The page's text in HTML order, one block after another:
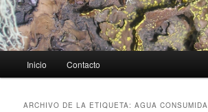
principal
Inicio Contacto
ARCHIVO DE LA ETIQUETA:AGUA CONSUMIDA